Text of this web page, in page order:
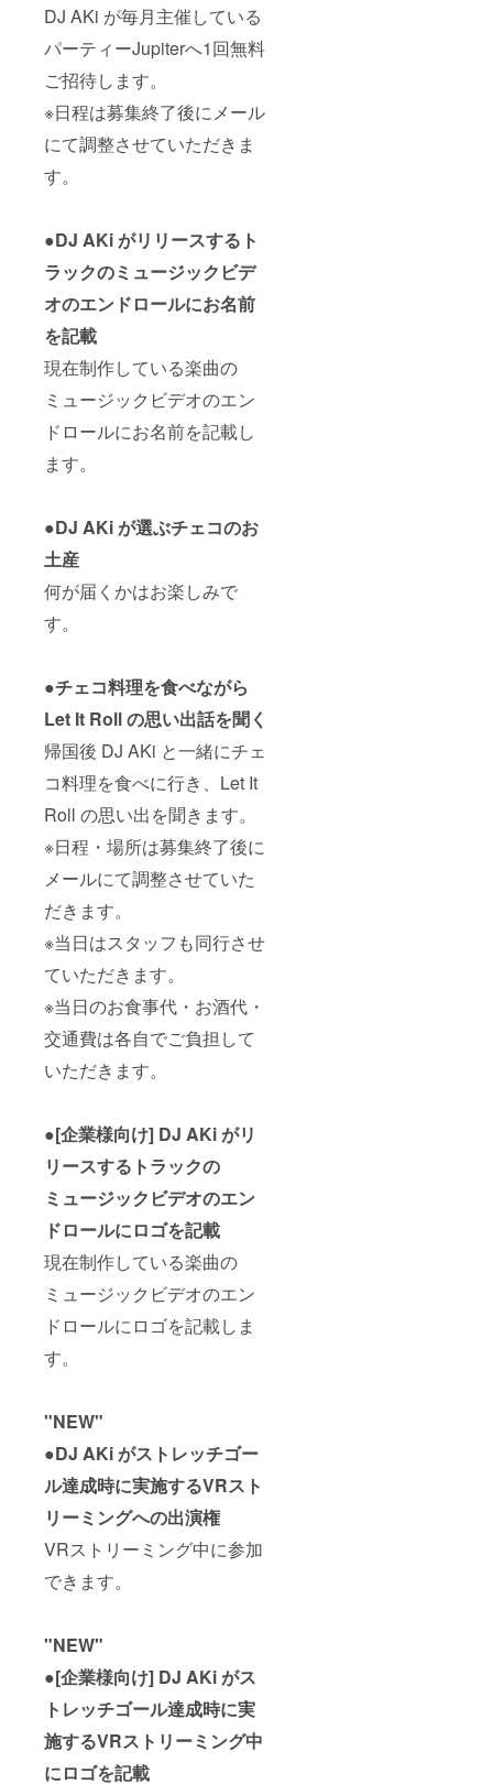
DJ AKi が毎月主催している
パーティーJupiterへ1回無料
ご招待します。
※日程は募集終了後にメール
にて調整させていただきま
す。
●DJ AKi がリリースするト
ラックのミュージックビデ
オのエンドロールにお名前
を記載
現在制作している楽曲の
ミュージックビデオのエン
ドロールにお名前を記載し
ます。
●DJ AKi が選ぶチェコのお
土産
何が届くかはお楽しみで
す。
●チェコ料理を食べながら
Let It Roll の思い出話を聞く
帰国後 DJ AKi と一緒にチェ
コ料理を食べに行き、Let It
Roll の思い出を聞きます。
※日程・場所は募集終了後に
メールにて調整させていた
だきます。
※当日はスタッフも同行させ
ていただきます。
※当日のお食事代・お酒代・
交通費は各自でご負担して
いただきます。
●[企業様向け] DJ AKi がリ
リースするトラックの
ミュージックビデオのエン
ドロールにロゴを記載
現在制作している楽曲の
ミュージックビデオのエン
ドロールにロゴを記載しま
す。
"NEW"
●DJ AKi がストレッチゴー
ル達成時に実施するVRスト
リーミングへの出演権
VRストリーミング中に参加
できます。
"NEW"
●[企業様向け] DJ AKi がス
トレッチゴール達成時に実
施するVRストリーミング中
にロゴを記載